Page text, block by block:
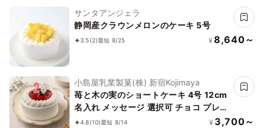
サンタアンジェラ
静岡産クラウンメロンのケーキ 5号
3.5(2)最短 8/25 ¥ 8,640～
小島屋乳業製菓(株) 新宿Kojimaya
苺と木の実のショートケーキ 4号 12cm
名入れ メッセージ 選択可 チョコ プレー
ト お中元 2026 アイス2026
4.8(10)最短 8/14 ¥ 3,700～